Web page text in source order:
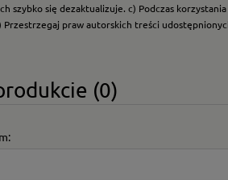
szybko się dezaktualizuje. c) Podczas
Przestrzegaj praw autorskich treści
(0)